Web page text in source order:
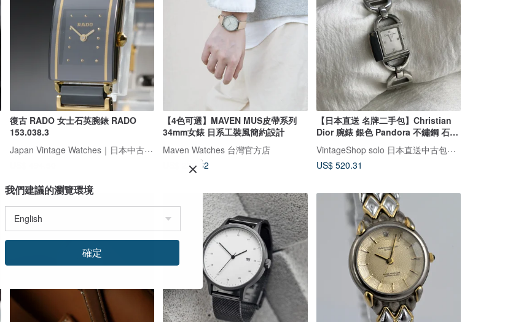
復古 RADO 女士石英腕錶 RADO
153.038.3
Japan Vintage Watches｜日本中古名錶專賣店
【4色可選】MAVEN MUS皮帶系列
34mm女錶 日系工裝風簡約設計
Maven Watches 台灣官方店
US$ 280.62
【日本直送 名牌二手包】Christian
Dior 腕錶 銀色 Pandora 不鏽鋼 石英
VintageShop solo 日本直送中古包專賣店
US$ 520.31
我們建議的瀏覽環境
確定